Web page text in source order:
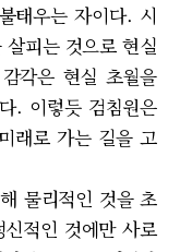
태우는 자이다. 시
피는 것으로 현실
각은 현실 초월을
. 이렇듯 검침원은
래로 가는 길을 고
물리적인 것을 초
적인 것에만 사로